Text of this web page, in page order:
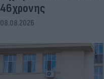
46χρονης
08.08.2026